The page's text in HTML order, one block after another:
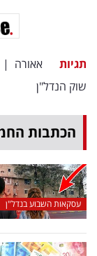
תגיות אאורה |
שוק הנדל"ן
הכתבות
עסקאות השבוע בנדל"ן